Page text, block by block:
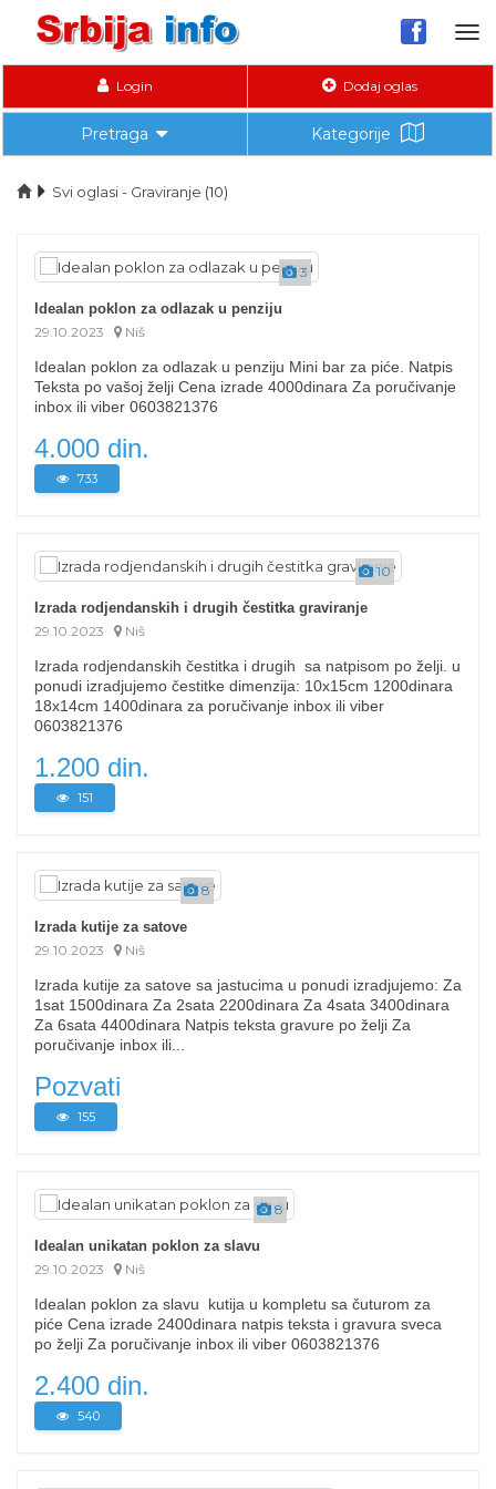
Login Dodaj oglas
Pretraga Kategorije
Svi oglasi - Graviranje (10)
3
Idealan poklon za odlazak u penziju
29.10.2023
Niš
Idealan poklon za odlazak u penziju Mini bar za piće. Natpis
Teksta po vašoj želji Cena izrade 4000dinara Za poručivanje
inbox ili viber 0603821376
4.000 din.
733
10
Izrada rodjendanskih i drugih čestitka graviranje
29.10.2023
Niš
Izrada rodjendanskih čestitka i drugih sa natpisom po želji. u
ponudi izradjujemo čestitke dimenzija: 10x15cm 1200dinara
18x14cm 1400dinara za poručivanje inbox ili viber
0603821376
1.200 din.
151
8
Izrada kutije za satove
29.10.2023
Niš
Izrada kutije za satove sa jastucima u ponudi izradjujemo: Za
1sat 1500dinara Za 2sata 2200dinara Za 4sata 3400dinara
Za 6sata 4400dinara Natpis teksta gravure po želji Za
poručivanje inbox ili...
Pozvati
155
8
Idealan unikatan poklon za slavu
29.10.2023
Niš
Idealan poklon za slavu kutija u kompletu sa čuturom za
piće Cena izrade 2400dinara natpis teksta i gravura sveca
po želji Za poručivanje inbox ili viber 0603821376
2.400 din.
540